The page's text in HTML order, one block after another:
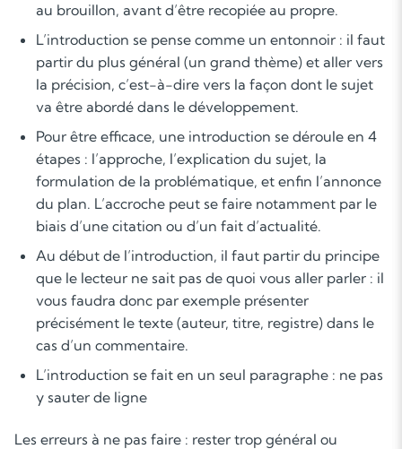
au brouillon, avant d’être recopiée au propre.
L’introduction se pense comme un entonnoir : il faut
partir du plus général (un grand thème) et aller vers
la précision, c’est-à-dire vers la façon dont le sujet
va être abordé dans le développement.
Pour être efficace, une introduction se déroule en 4
étapes : l’approche, l’explication du sujet, la
formulation de la problématique, et enfin l’annonce
du plan. L’accroche peut se faire notamment par le
biais d’une citation ou d’un fait d’actualité.
Au début de l’introduction, il faut partir du principe
que le lecteur ne sait pas de quoi vous aller parler : il
vous faudra donc par exemple présenter
précisément le texte (auteur, titre, registre) dans le
cas d’un commentaire.
L’introduction se fait en un seul paragraphe : ne pas
y sauter de ligne
Les erreurs à ne pas faire : rester trop général ou